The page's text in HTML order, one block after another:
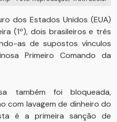
dos Estados Unidos (EUA)
(1º), dois brasileiros e três
as de supostos vínculos
Primeiro Comando da
também foi bloqueada,
com lavagem de dinheiro do
é a primeira sanção de